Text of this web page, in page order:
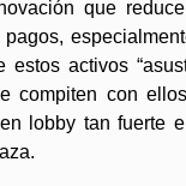
que
estos activos
compiten con
lobby tan fuerte